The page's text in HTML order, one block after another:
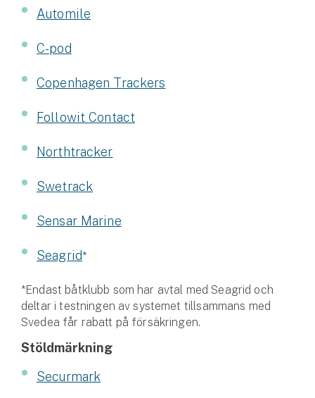
Hyresrättsförsäkring
Fritidshusförsäkring
Företag
Företagsförsäkring
Bilförsäkring för företag
Släpvagnsförsäkring
Drönarförsäkring
För förmedlare
Gruppförsäkringar
Kommunolycksfall
Försäkring via förmedlare
Automile
C-pod
Copenhagen Trackers
Followit Contact
Northtracker
Swetrack
Sensar Marine
Seagrid*
*Endast båtklubb som har avtal med Seagrid och
deltar i testningen av systemet tillsammans med
Svedea får rabatt på försäkringen.
Stöldmärkning
Securmark